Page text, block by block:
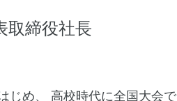
取締役社長
じめ、 高校時代に全国大会で